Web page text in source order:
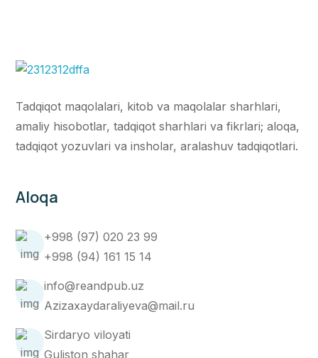
Tadqiqot maqolalari, kitob va maqolalar sharhlari,
amaliy hisobotlar, tadqiqot sharhlari va fikrlari; aloqa,
tadqiqot yozuvlari va insholar, aralashuv tadqiqotlari.
Aloqa
+998 (97) 020 23 99
+998 (94) 161 15 14
info@reandpub.uz
Azizaxaydaraliyeva@mail.ru
Sirdaryo viloyati
Guliston shahar